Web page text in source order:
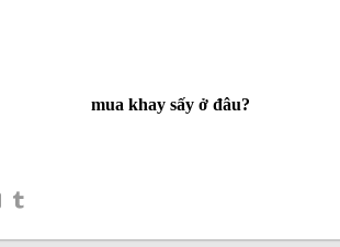
mua khay sấy ở đâu?